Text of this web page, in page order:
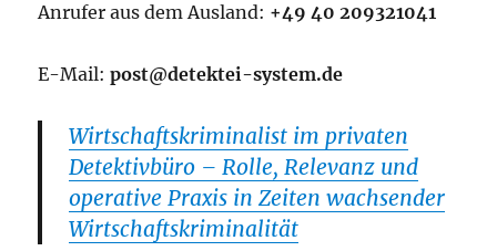
Anrufer aus dem Ausland: +49 40 209321041
E-Mail:post@detektei-system.de
Wirtschaftskriminalist im privaten
Detektivbüro – Rolle, Relevanz und
operative Praxis in Zeiten wachsender
Wirtschaftskriminalität